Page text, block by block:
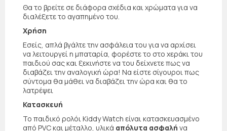
Θα το βρείτε σε διάφορα σχέδια και χρώματα για να
διαλέξετε το αγαπημένο του.
Χρήση
Εσείς, απλά βγάλτε την ασφάλεια του για να αρχίσει
να λειτουργεί η μπαταρία, φορέστε το στο χεράκι του
παιδιού σας και ξεκινήστε να του δείχνετε πως να
διαβάζει την αναλογική ώρα! Να είστε σίγουροι πως
σύντομα θα μάθει να διαβάζει την ώρα και θα το
λατρέψει
Κατασκευή
Το παιδικό ρολόι Kiddy Watch είναι κατασκευασμένο
από PVC και μέταλλο, υλικά απόλυτα ασφαλή να